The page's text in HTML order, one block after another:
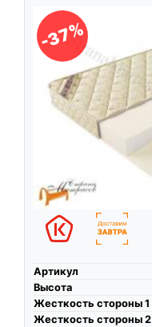
-37%
Артикул
Высота
Жесткость стороны 1
Жесткость стороны 2